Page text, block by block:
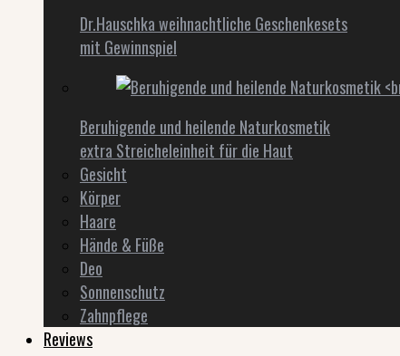
Dr.Hauschka weihnachtliche Geschenkesets
mit Gewinnspiel
Beruhigende und heilende Naturkosmetik
extra Streicheleinheit für die Haut
Gesicht
Körper
Haare
Hände & Füße
Deo
Sonnenschutz
Zahnpflege
Reviews